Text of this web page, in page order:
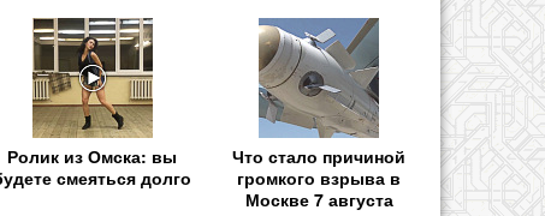
Ролик из Омска: вы
смеяться долго
Что стало причиной
громкого взрыва в
Москве 7 августа